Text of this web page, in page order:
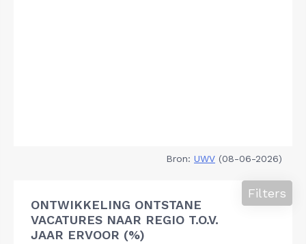
Bron: UWV (08-06-2026)
ONTWIKKELING ONTSTANE
VACATURES NAAR REGIO T.O.V.
JAAR ERVOOR (%)
Filters